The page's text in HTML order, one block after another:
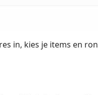
in, kies je items en